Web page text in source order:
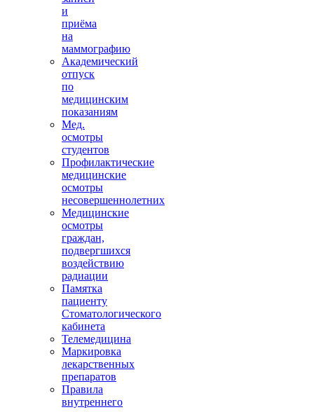
и
приёма
на
маммографию
Академический
отпуск
по
медицинским
показаниям
Мед.
осмотры
студентов
Профилактические
медицинские
осмотры
несовершеннолетних
Медицинские
осмотры
граждан,
подвергшихся
воздействию
радиации
Памятка
пациенту
Стоматологического
кабинета
Телемедицина
Маркировка
лекарственных
препаратов
Правила
внутреннего